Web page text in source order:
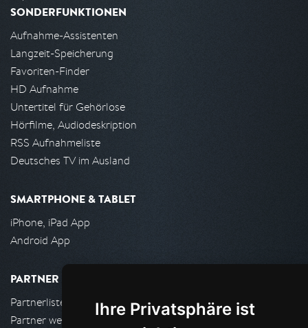
Ihre Privatsphäre ist
SONDERFUNKTIONEN
Aufnahme-Assistenten
Langzeit-Speicherung
Favoriten-Finder
HD Aufnahme
Untertitel für Gehörlose
Hörfilme, Audiodeskription
RSS Aufnahmeliste
Deutsches TV im Ausland
SMARTPHONE & TABLET
iPhone, iPad App
Android App
PARTNER
Partnerliste
Partner werden